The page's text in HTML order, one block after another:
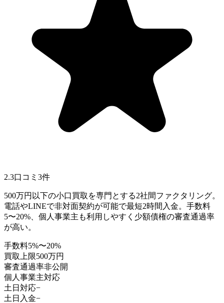
2.3口コミ 3件
500万円以下の小口買取を専門とする2社間ファクタリング。
電話やLINEで非対面契約が可能で最短2時間入金。手数料
5〜20%、個人事業主も利用しやすく少額債権の審査通過率
が高い。
手数料5%〜20%
買取上限500万円
審査通過率非公開
個人事業主対応
土日対応−
土日入金−